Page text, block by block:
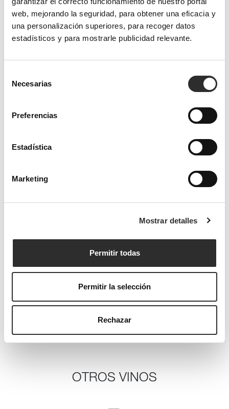
web, mejorando la seguridad, para obtener una eficacia y
una personalización superiores, para recoger datos
estadísticos y para mostrarle publicidad relevante.
Necesarias
Preferencias
Estadística
Marketing
Mostrar detalles
Permitir todas
Permitir la selección
Rechazar
Su nombre está inspirado en la Ruta del Cister
que une los tres grandes monasterios
cistercienses de Cataluña: el monasterio de
Santa María de Poblet (Conca de Barberà), el
OTROS VINOS